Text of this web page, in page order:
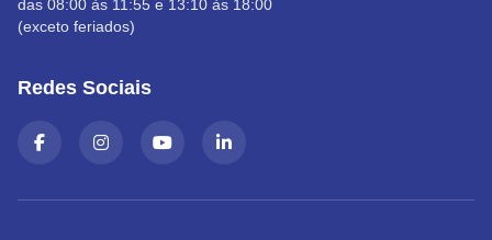
das 08:00 às 11:55 e 13:10 às 18:00
(exceto feriados)
Redes Sociais